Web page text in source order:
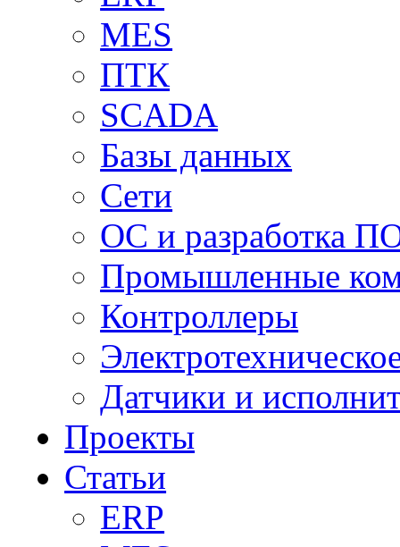
MES
ПТК
SCADA
Базы данных
Сети
ОС и разработка
Промышленные
Контроллеры
Датчики и
Проекты
Статьи
ERP